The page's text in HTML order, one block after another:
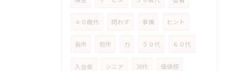
４０歳代 問わず 事情 ヒント
長所 短所 力 ５０代 ６０代
入会金 シニア 30代 価値感